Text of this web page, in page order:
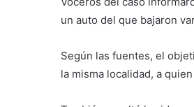
un auto del que bajaron
Según las fuentes, el
la misma localidad, a